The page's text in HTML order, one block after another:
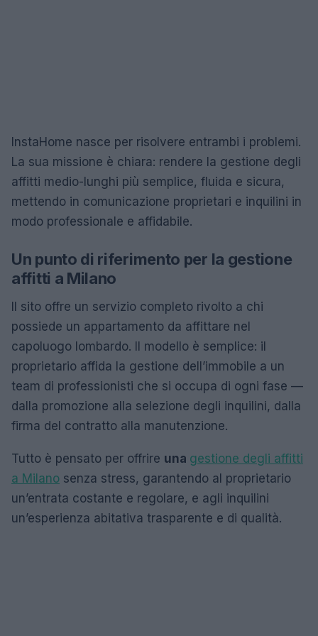
InstaHome nasce per risolvere entrambi i problemi.
La sua missione è chiara: rendere la gestione degli
affitti medio-lunghi più semplice, fluida e sicura,
mettendo in comunicazione proprietari e inquilini in
modo professionale e affidabile.
Un punto di riferimento per la gestione
affitti a Milano
Il sito offre un servizio completo rivolto a chi
possiede un appartamento da affittare nel
capoluogo lombardo. Il modello è semplice: il
proprietario affida la gestione dell’immobile a un
team di professionisti che si occupa di ogni fase —
dalla promozione alla selezione degli inquilini, dalla
firma del contratto alla manutenzione.
Tutto è pensato per offrire una gestione degli affitti
a Milano senza stress, garantendo al proprietario
un’entrata costante e regolare, e agli inquilini
un’esperienza abitativa trasparente e di qualità.